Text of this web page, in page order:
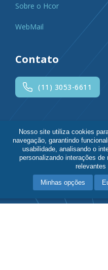
Sobre o Hcor
WebMail
Contato
(11) 3053-6611
Nosso site utiliza cookies
navegação, garantindo
usabilidade, analisando o
personalizando interações
relevantes
Minhas opções